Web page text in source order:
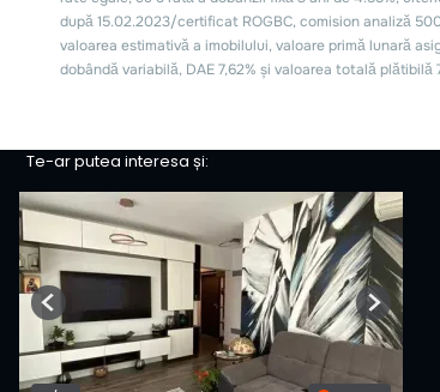
Te-ar putea interesa și:
Previous Next